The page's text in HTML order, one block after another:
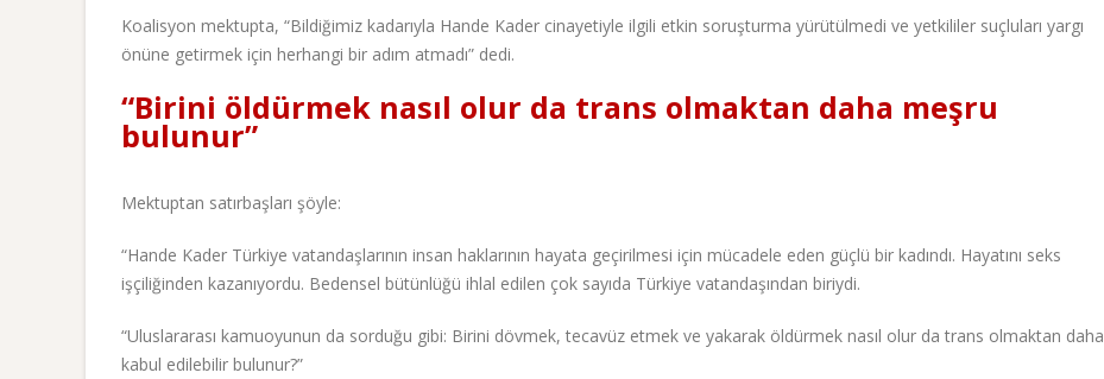
Koalisyon mektupta, “Bildiğimiz kadarıyla Hande Kader cinayetiyle ilgili etkin soruşturma yürütülmedi ve yetkililer suçluları yargı
önüne getirmek için herhangi bir adım atmadı” dedi.
“Birini öldürmek nasıl olur da trans olmaktan daha meşru
bulunur”
Mektuptan satırbaşları şöyle:
“Hande Kader Türkiye vatandaşlarının insan haklarının hayata geçirilmesi için mücadele eden güçlü bir kadındı. Hayatını seks
işçiliğinden kazanıyordu. Bedensel bütünlüğü ihlal edilen çok sayıda Türkiye vatandaşından biriydi.
“Uluslararası kamuoyunun da sorduğu gibi: Birini dövmek, tecavüz etmek ve yakarak öldürmek nasıl olur da trans olmaktan daha
kabul edilebilir bulunur?”